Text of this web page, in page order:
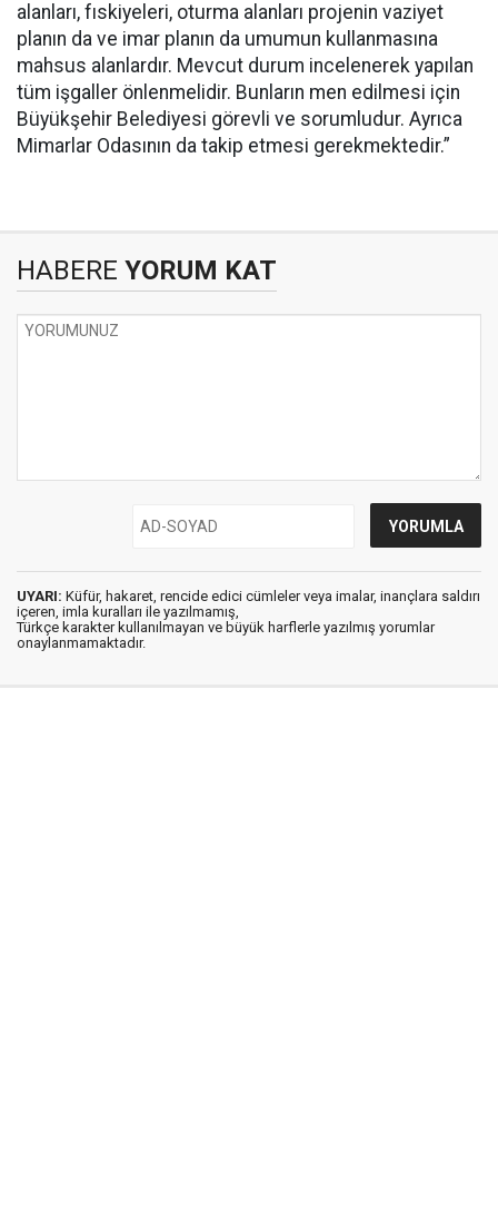
alanları, fıskiyeleri, oturma alanları projenin vaziyet
planın da ve imar planın da umumun kullanmasına
mahsus alanlardır. Mevcut durum incelenerek yapılan
tüm işgaller önlenmelidir. Bunların men edilmesi için
Büyükşehir Belediyesi görevli ve sorumludur. Ayrıca
Mimarlar Odasının da takip etmesi gerekmektedir.”
HABERE YORUM KAT
UYARI: Küfür, hakaret, rencide edici cümleler veya imalar, inançlara saldırı
içeren, imla kuralları ile yazılmamış,
Türkçe karakter kullanılmayan ve büyük harflerle yazılmış yorumlar
onaylanmamaktadır.